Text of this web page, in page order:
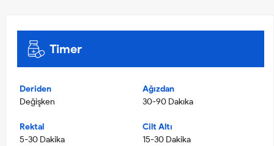
Timer
Deriden
Değişken
Ağızdan
30-90 Dakıka
Rektal
5-30 Dakika
Cilt Altı
15-30 Dakika